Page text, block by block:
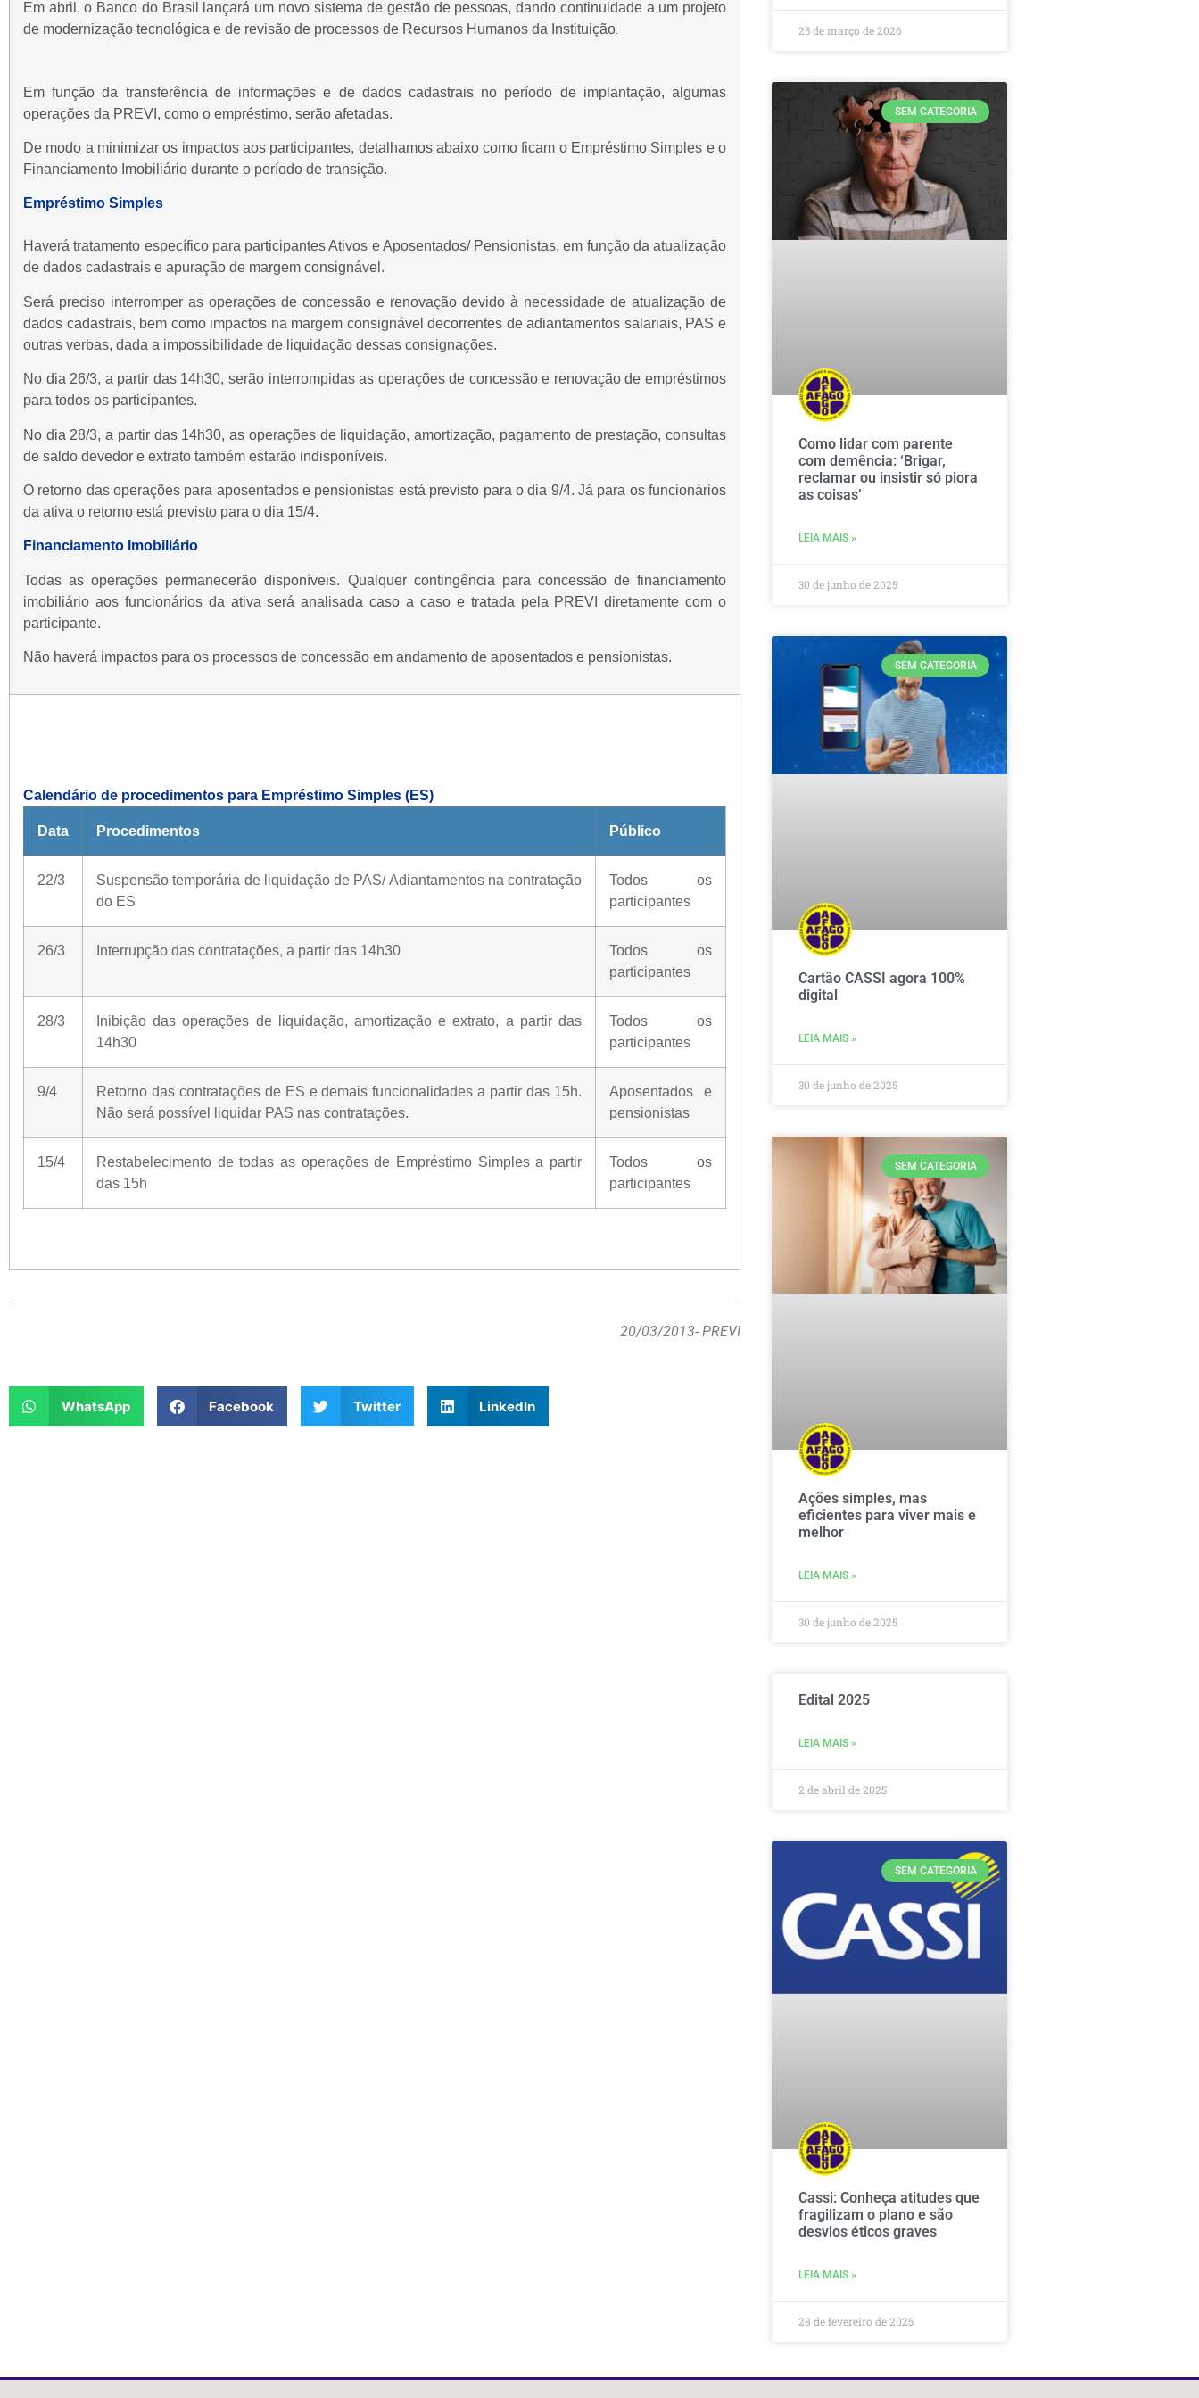
Em abril, o Banco do Brasil lançará um novo sistema de gestão de pessoas, dando continuidade a um projeto
de modernização tecnológica e de revisão de processos de Recursos Humanos da Instituição
Em função da transferência de informações e de dados cadastrais no período de implantação, algumas
operações da PREVI, como o empréstimo, serão afetadas.
De modo a minimizar os impactos aos participantes, detalhamos abaixo como ficam o Empréstimo Simples e o
Financiamento Imobiliário durante o período de transição.
Empréstimo Simples
Haverá tratamento específico para participantes Ativos e Aposentados/ Pensionistas, em função da atualização
de dados cadastrais e apuração de margem consignável.
Será preciso interromper as operações de concessão e renovação devido à necessidade de atualização de
dados cadastrais, bem como impactos na margem consignável decorrentes de adiantamentos salariais, PAS e
outras verbas, dada a impossibilidade de liquidação dessas consignações.
No dia 26/3, a partir das 14h30, serão interrompidas as operações de concessão e renovação de empréstimos
para todos os participantes.
No dia 28/3, a partir das 14h30, as operações de liquidação, amortização, pagamento de prestação, consultas
de saldo devedor e extrato também estarão indisponíveis.
O retorno das operações para aposentados e pensionistas está previsto para o dia 9/4. Já para os funcionários
da ativa o retorno está previsto para o dia 15/4.
Financiamento Imobiliário
Todas as operações permanecerão disponíveis. Qualquer contingência para concessão de financiamento
imobiliário aos funcionários da ativa será analisada caso a caso e tratada pela PREVI diretamente com o
participante.
Não haverá impactos para os processos de concessão em andamento de aposentados e pensionistas.
Calendário de procedimentos para Empréstimo Simples (ES)
Data Procedimentos Público
22/3
Suspensão temporária de liquidação de PAS/ Adiantamentos na contratação
do ES
Todos os
participantes
26/3 Interrupção das contratações, a partir das 14h30
Todos os
participantes
28/3
Inibição das operações de liquidação, amortização e extrato, a partir das
14h30
Todos os
participantes
9/4
Retorno das contratações de ES e demais funcionalidades a partir das 15h.
Não será possível liquidar PAS nas contratações.
Aposentados e
pensionistas
15/4
Restabelecimento de todas as operações de Empréstimo Simples a partir
das 15h
Todos os
participantes
20/03/2013- PREVI
WhatsApp Facebook Twitter LinkedIn
25 de março de 2026
SEM CATEGORIA
Como lidar com parente
com demência: ‘Brigar,
reclamar ou insistir só piora
as coisas’
LEIA MAIS »
30 de junho de 2025
SEM CATEGORIA
Cartão CASSI agora 100%
digital
LEIA MAIS »
30 de junho de 2025
SEM CATEGORIA
Ações simples, mas
eficientes para viver mais e
melhor
LEIA MAIS »
30 de junho de 2025
Edital 2025
LEIA MAIS »
2 de abril de 2025
SEM CATEGORIA
Cassi: Conheça atitudes que
fragilizam o plano e são
desvios éticos graves
LEIA MAIS »
28 de fevereiro de 2025